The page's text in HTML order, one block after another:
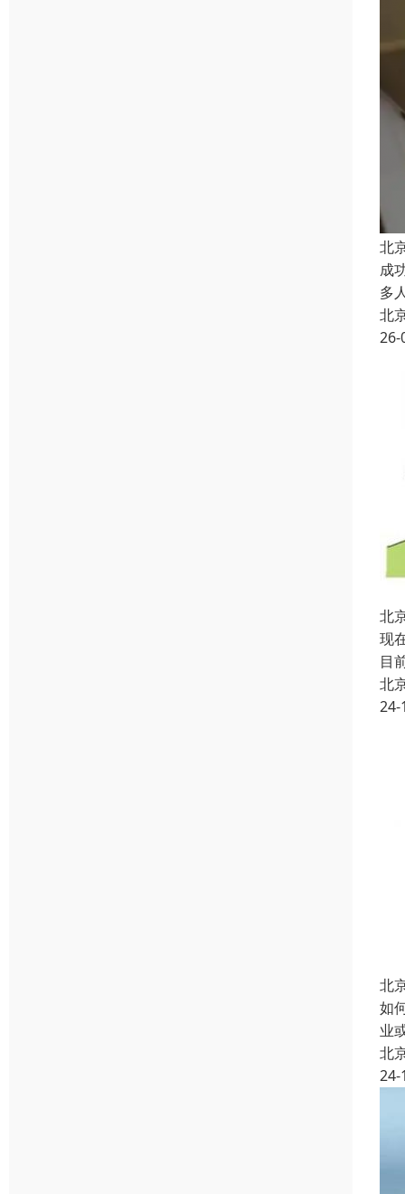
北
成
多
北
26-
北
现
目
北
24-
北
如
业
北
24-